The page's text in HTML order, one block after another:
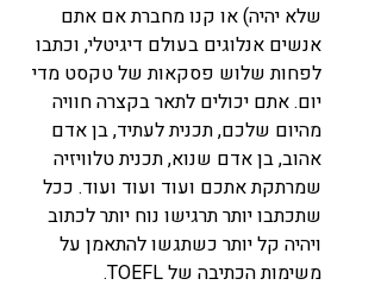
שלא יהיה) או קנו מחברת אם אתם
אנשים אנלוגים בעולם דיגיטלי, וכתבו
לפחות שלוש פסקאות של טקסט מדי
יום. אתם יכולים לתאר בקצרה חוויה
מהיום שלכם, תכנית לעתיד, בן אדם
אהוב, בן אדם שנוא, תכנית טלוויזיה
שמרתקת אתכם ועוד ועוד ועוד. ככל
שתכתבו יותר תרגישו נוח יותר לכתוב
ויהיה קל יותר כשתגשו להתאמן על
משימות הכתיבה של TOEFL.